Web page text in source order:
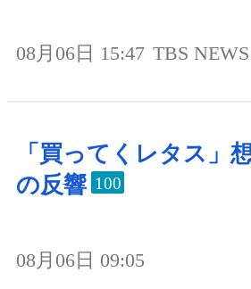
08月06日 15:47 TBS
「買ってくレタス」
の反響 100
08月06日 09:05